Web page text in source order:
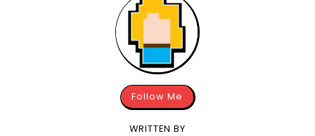
Follow Me
WRITTEN BY